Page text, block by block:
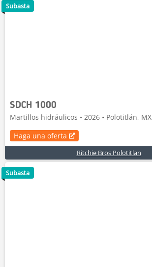
SDCH 1000
Martillos hidráulicos • 2026 • Polotitlán, MX
Haga una oferta
Ritchie Bros Polotitlan
Subasta
Subasta